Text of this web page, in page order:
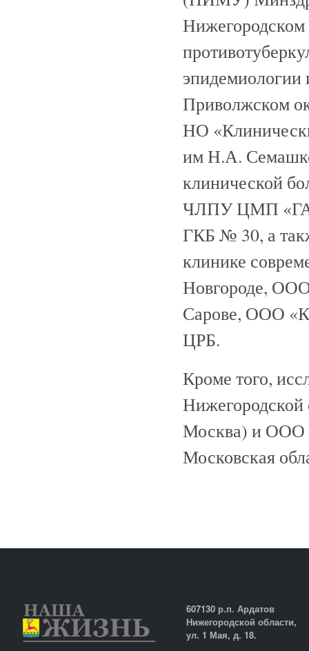
Нижегородском
Приволжском
НО
им Н.А.
клинической
ЧЛПУ ЦМП
ГКБ № 30, а
клинике
Новгороде, ООО
Сарове, ООО
ЦРБ.
Кроме того,
Москва) и ООО
Московская
607130 р.п. Ардатов
Нижегородской области,
ул. 1 Мая, д. 18.